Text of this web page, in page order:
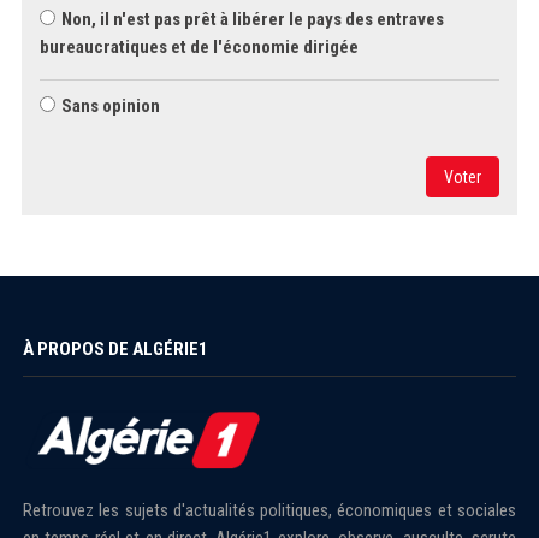
Non, il n'est pas prêt à libérer le pays des entraves
bureaucratiques et de l'économie dirigée
Sans opinion
Voter
À PROPOS DE ALGÉRIE1
Retrouvez les sujets d'actualités politiques, économiques et sociales